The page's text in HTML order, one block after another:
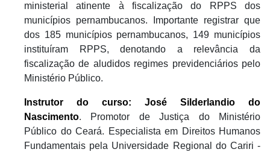
ministerial atinente à fiscalização do RPPS dos
municípios pernambucanos. Importante registrar que
dos 185 municípios pernambucanos, 149 municípios
instituíram RPPS, denotando a relevância da
fiscalização de aludidos regimes previdenciários pelo
Ministério Público.
Instrutor do curso: José Silderlandio do
Nascimento. Promotor de Justiça do Ministério
Público do Ceará. Especialista em Direitos Humanos
Fundamentais pela Universidade Regional do Cariri -